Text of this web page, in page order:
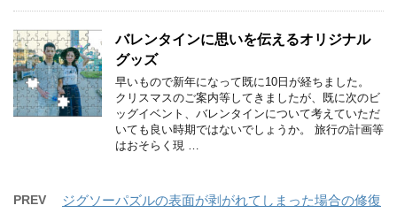
バレンタインに思いを伝えるオリジナル
グッズ
早いもので新年になって既に10日が経ちました。
クリスマスのご案内等してきましたが、既に次のビ
ッグイベント、バレンタインについて考えていただ
いても良い時期ではないでしょうか。 旅行の計画等
はおそらく現 …
PREV
ジグソーパズルの表面が剥がれてしまった場合の修復